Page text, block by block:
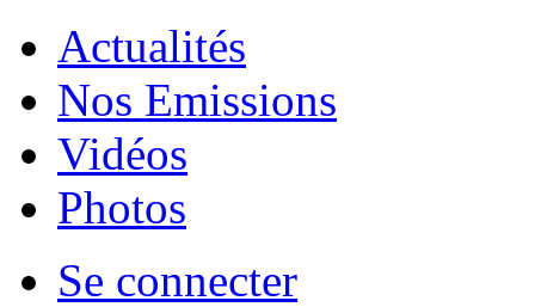
Actualités
Nos Emissions
Vidéos
Photos
Se connecter